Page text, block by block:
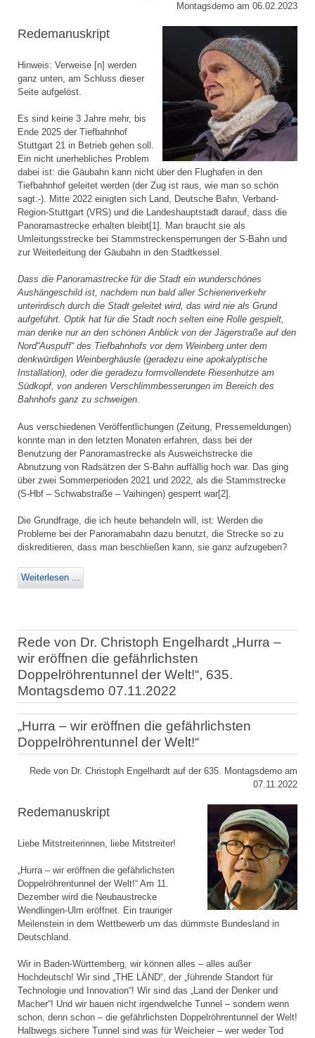
Montagsdemo am 06.02.2023
Redemanuskript
Hinweis: Verweise [n] werden
ganz unten, am Schluss dieser
Seite aufgelöst.
Es sind keine 3 Jahre mehr, bis
Ende 2025 der Tiefbahnhof
Stuttgart 21 in Betrieb gehen soll.
Ein nicht unerhebliches Problem
dabei ist: die Gäubahn kann nicht über den Flughafen in den
Tiefbahnhof geleitet werden (der Zug ist raus, wie man so schön
sagt:-). Mitte 2022 einigten sich Land, Deutsche Bahn, Verband-
Region-Stuttgart (VRS) und die Landeshauptstadt darauf, dass die
Panoramastrecke erhalten bleibt[1]. Man braucht sie als
Umleitungsstrecke bei Stammstreckensperrungen der S-Bahn und
zur Weiterleitung der Gäubahn in den Stadtkessel.
Dass die Panoramastrecke für die Stadt ein wunderschönes
Aushängeschild ist, nachdem nun bald aller Schienenverkehr
unterirdisch durch die Stadt geleitet wird, das wird nie als Grund
aufgeführt. Optik hat für die Stadt noch selten eine Rolle gespielt,
man denke nur an den schönen Anblick von der Jägerstraße auf den
Nord“Auspuff“ des Tiefbahnhofs vor dem Weinberg unter dem
denkwürdigen Weinberghäusle (geradezu eine apokalyptische
Installation), oder die geradezu formvollendete Riesenhutze am
Südkopf, von anderen Verschlimmbesserungen im Bereich des
Bahnhofs ganz zu schweigen.
Aus verschiedenen Veröffentlichungen (Zeitung, Pressemeldungen)
konnte man in den letzten Monaten erfahren, dass bei der
Benutzung der Panoramastrecke als Ausweichstrecke die
Abnutzung von Radsätzen der S-Bahn auffällig hoch war. Das ging
über zwei Sommerperioden 2021 und 2022, als die Stammstrecke
(S-Hbf – Schwabstraße – Vaihingen) gesperrt war[2].
Die Grundfrage, die ich heute behandeln will, ist: Werden die
Probleme bei der Panoramabahn dazu benutzt, die Strecke so zu
diskreditieren, dass man beschließen kann, sie ganz aufzugeben?
Weiterlesen ...
Rede von Dr. Christoph Engelhardt „Hurra –
wir eröffnen die gefährlichsten
Doppelröhrentunnel der Welt!“, 635.
Montagsdemo 07.11.2022
„Hurra – wir eröffnen die gefährlichsten
Doppelröhrentunnel der Welt!“
Rede von Dr. Christoph Engelhardt auf der 635. Montagsdemo am
07.11.2022
Redemanuskript
Liebe Mitstreiterinnen, liebe Mitstreiter!
„Hurra – wir eröffnen die gefährlichsten
Doppelröhrentunnel der Welt!“ Am 11.
Dezember wird die Neubaustrecke
Wendlingen-Ulm eröffnet. Ein trauriger
Meilenstein in dem Wettbewerb um das dümmste Bundesland in
Deutschland.
Wir in Baden-Württemberg, wir können alles – alles außer
Hochdeutsch! Wir sind „THE LÄND“, der „führende Standort für
Technologie und Innovation“! Wir sind das „Land der Denker und
Macher“! Und wir bauen nicht irgendwelche Tunnel – sondern wenn
schon, denn schon – die gefährlichsten Doppelröhrentunnel der Welt!
Halbwegs sichere Tunnel sind was für Weicheier – wer weder Tod